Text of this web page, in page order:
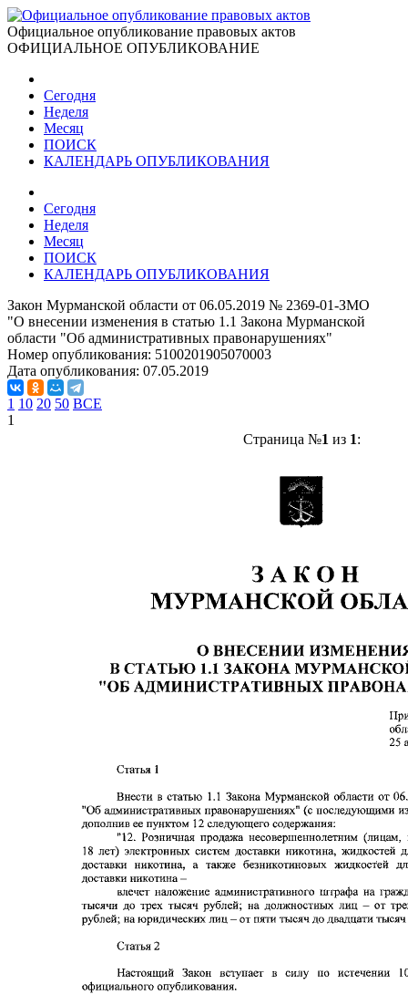
Официальное опубликование правовых актов
ОФИЦИАЛЬНОЕ ОПУБЛИКОВАНИЕ
Сегодня
Неделя
Месяц
ПОИСК
КАЛЕНДАРЬ ОПУБЛИКОВАНИЯ
Сегодня
Неделя
Месяц
ПОИСК
КАЛЕНДАРЬ ОПУБЛИКОВАНИЯ
Закон Мурманской области от 06.05.2019 № 2369-01-ЗМО
"О внесении изменения в статью 1.1 Закона Мурманской
области "Об административных правонарушениях"
Номер опубликования: 5100201905070003
Дата опубликования: 07.05.2019
1 10 20 50 ВСЕ
1
Страница №1 из 1: